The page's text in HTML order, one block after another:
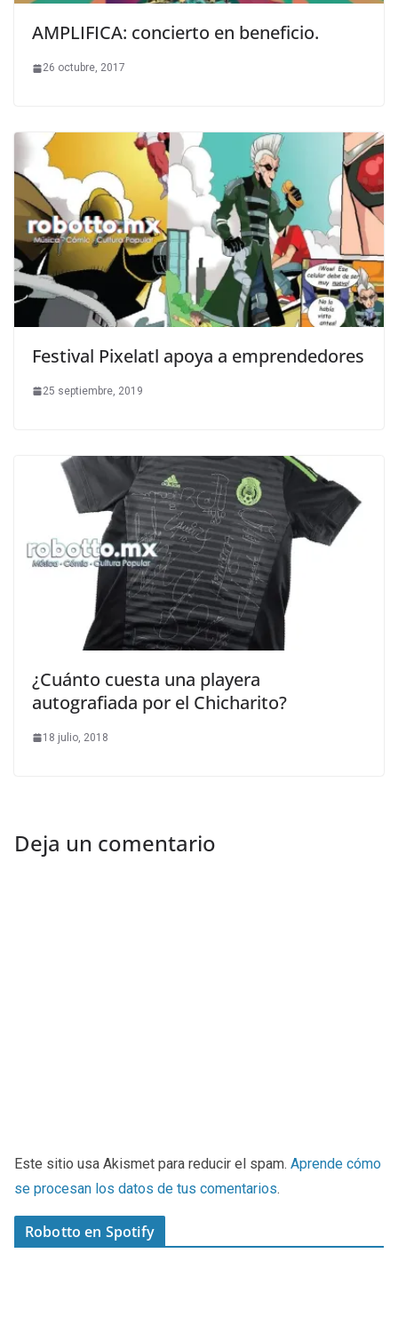
AMPLIFICA: concierto en beneficio.
26 octubre, 2017
Festival Pixelatl apoya a emprendedores
25 septiembre, 2019
¿Cuánto cuesta una playera
autografiada por el Chicharito?
18 julio, 2018
Deja un comentario
Este sitio usa Akismet para reducir el spam. Aprende cómo
se procesan los datos de tus comentarios.
Robotto en Spotify